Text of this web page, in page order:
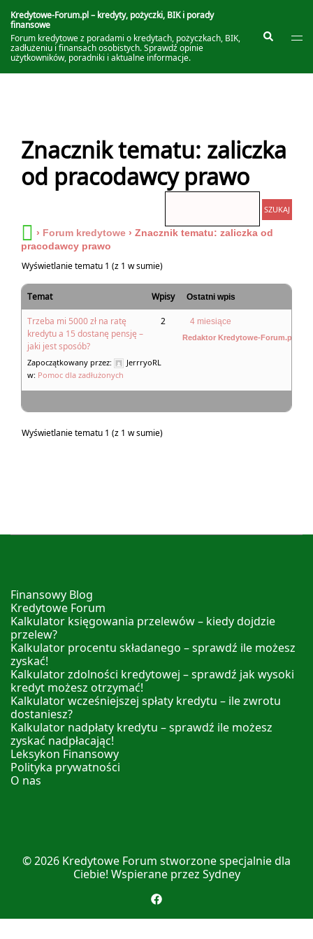
do
treści
Kredytowe-Forum.pl – kredyty, pożyczki, BIK i porady
finansowe
Forum kredytowe z poradami o kredytach, pożyczkach, BIK,
zadłużeniu i finansach osobistych. Sprawdź opinie
użytkowników, poradniki i aktualne informacje.
Szukaj
Znacznik tematu: zaliczka
od pracodawcy prawo
› Forum kredytowe › Znacznik tematu: zaliczka od
pracodawcy prawo
Wyświetlanie tematu 1 (z 1 w sumie)
Temat Wpisy Ostatni wpis
Trzeba mi 5000 zł na ratę
kredytu a 15 dostanę pensję –
jaki jest sposób?
Zapoczątkowany przez:
JerrryoRL
w: Pomoc dla zadłużonych
2 4 miesiące
Redaktor Kredytowe-Forum.pl
Wyświetlanie tematu 1 (z 1 w sumie)
Finansowy Blog
Kredytowe Forum
Kalkulator księgowania przelewów – kiedy dojdzie
przelew?
Kalkulator procentu składanego – sprawdź ile możesz
zyskać!
Kalkulator zdolności kredytowej – sprawdź jak wysoki
kredyt możesz otrzymać!
Kalkulator wcześniejszej spłaty kredytu – ile zwrotu
dostaniesz?
Kalkulator nadpłaty kredytu – sprawdź ile możesz
zyskać nadpłacając!
Leksykon Finansowy
Polityka prywatności
O nas
© 2026 Kredytowe Forum stworzone specjalnie dla
Ciebie! Wspierane przez Sydney